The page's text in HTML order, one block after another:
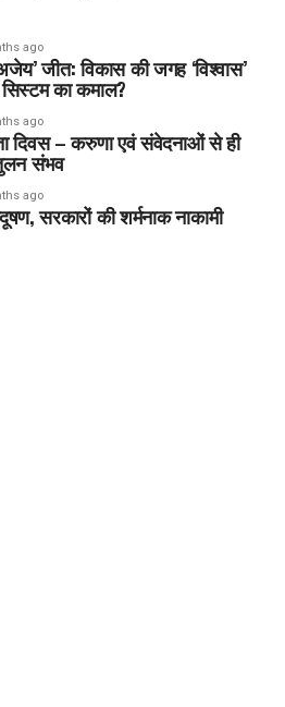
ago
जीत: विकास की जगह ‘विश्वास’
का कमाल?
ago
दिवस – करुणा एवं संवेदनाओं से ही
संभव
ago
सरकारों की शर्मनाक नाकामी